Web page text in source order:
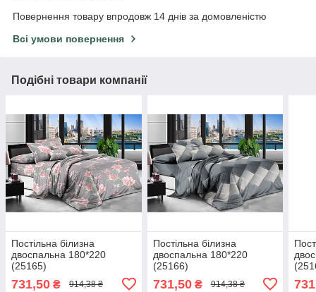
Повернення товару впродовж 14 днів за домовленістю
Всі умови повернення
Подібні товари компанії
Постільна білизна
двоспальна 180*220
(25165)
731,50 ₴ 914,38 ₴
Постільна білизна
двоспальна 180*220
(25166)
731,50₴ 914,38 ₴